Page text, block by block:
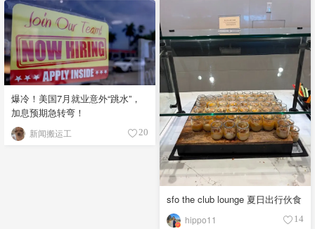
sfo the club lounge 夏日出行伙食
hippo11 14
爆冷！美国7月就业意外“跳水”，
加息预期急转弯！
新闻搬运工 20